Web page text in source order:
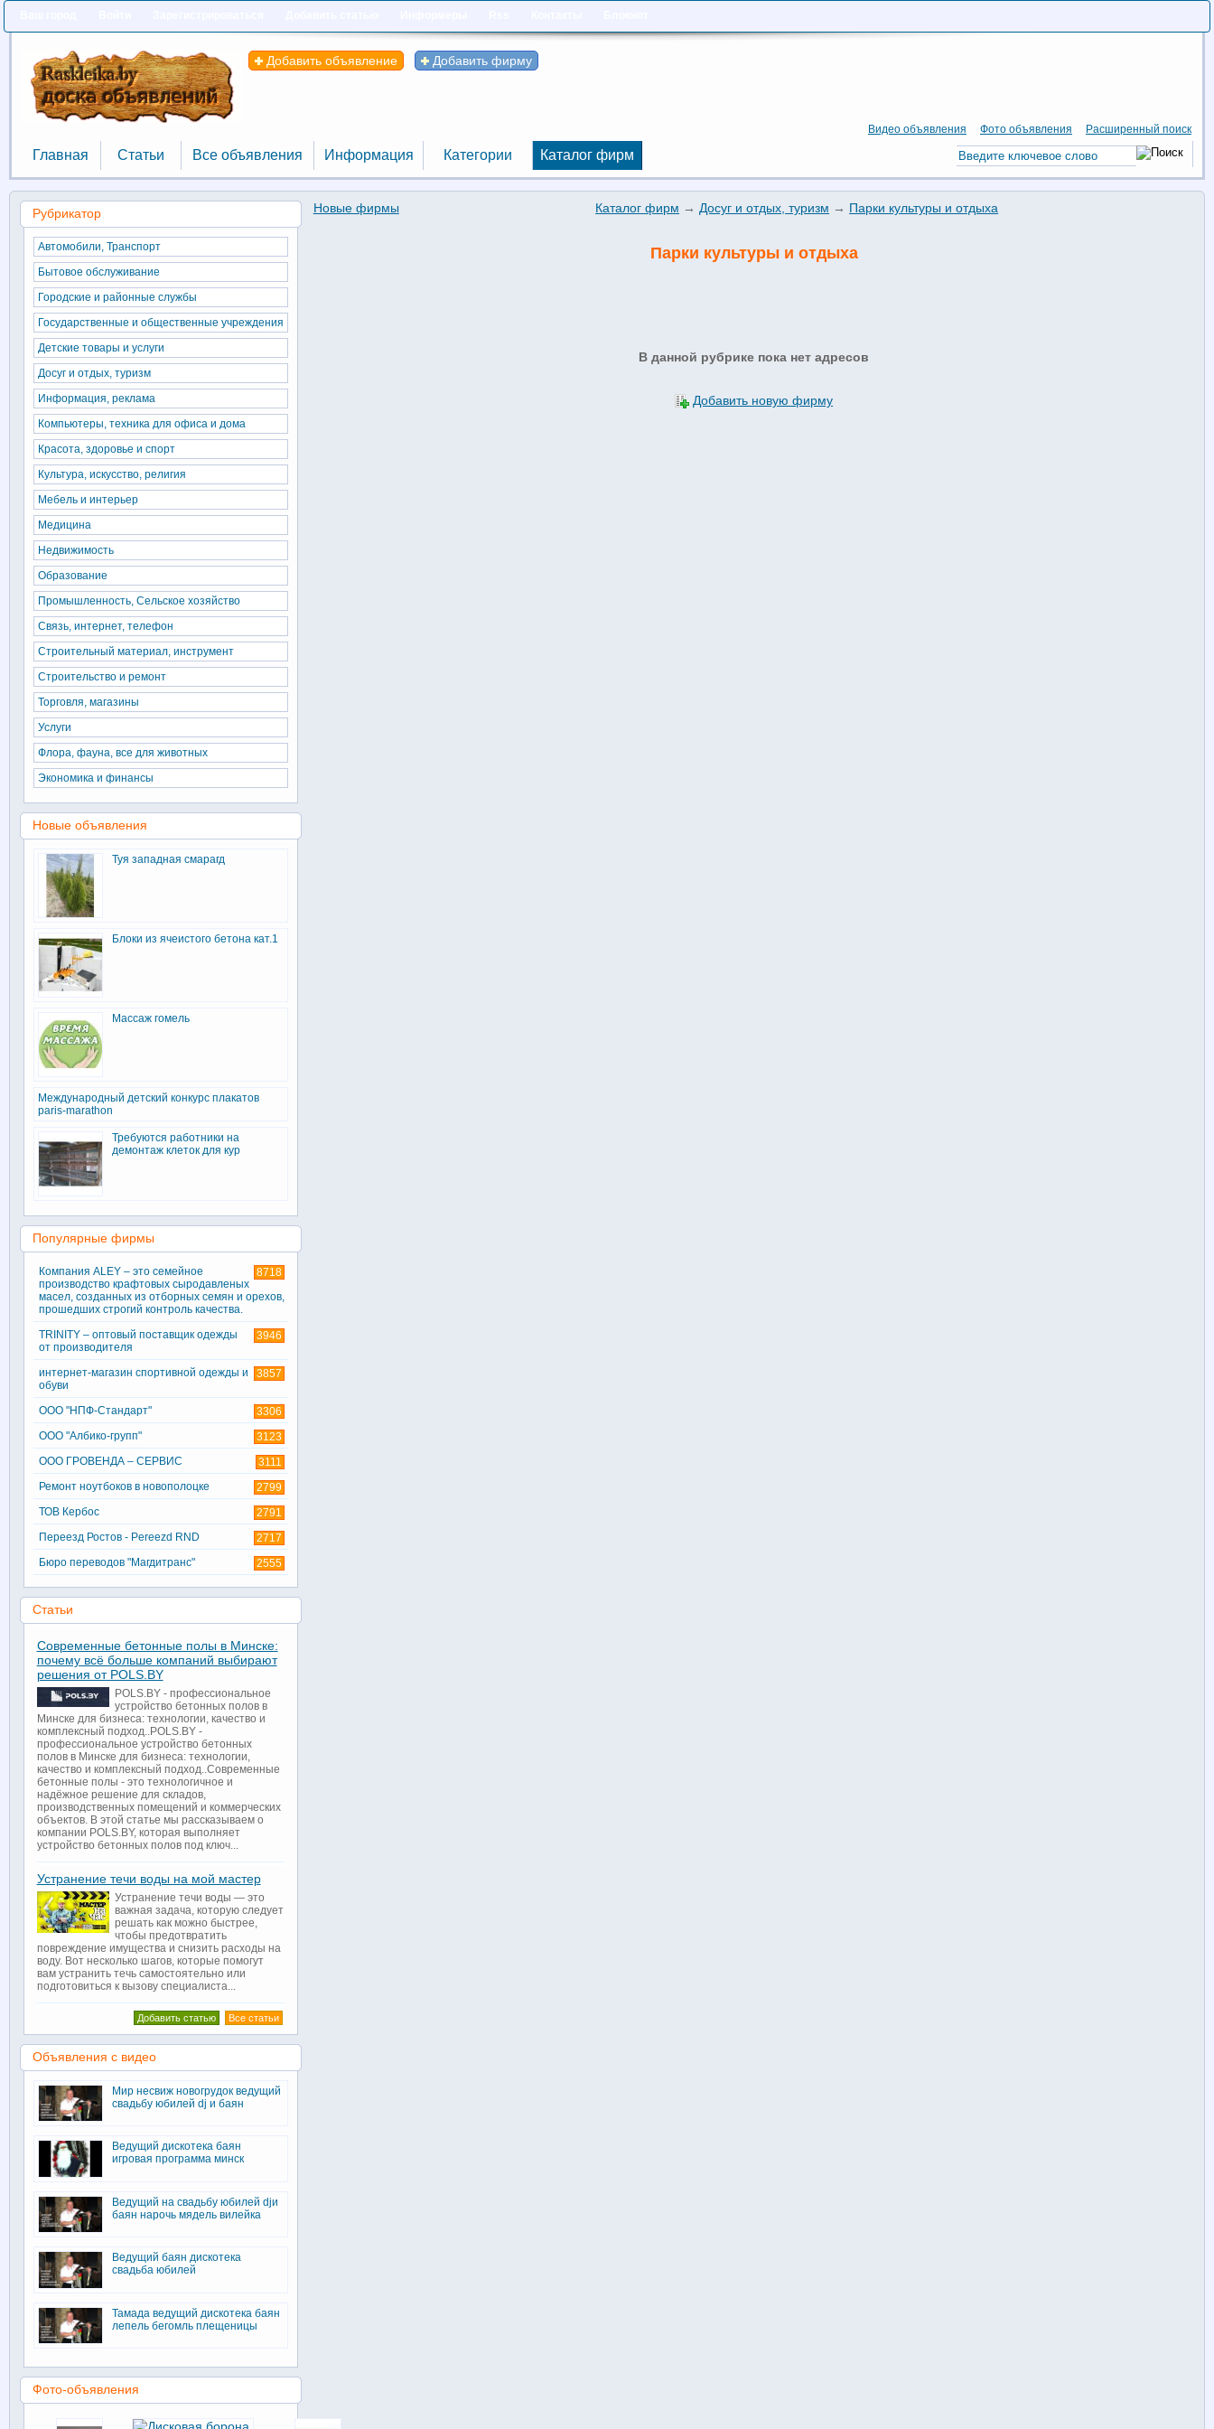
Добавить объявление Добавить фирму
Видео объявления Фото объявления Расширенный поиск
Главная
Главная
Статьи
Статьи
Все объявления
Все объявления
Информация Категории Каталог фирм
Новые фирмы Каталог фирм → Досуг и отдых, туризм → Парки культуры и отдыха
Парки культуры и отдыха
В данной рубрике пока нет адресов
Добавить новую фирму
Рубрикатор
Автомобили, Транспорт
Бытовое обслуживание
Городские и районные службы
Государственные и общественные учреждения
Детские товары и услуги
Досуг и отдых, туризм
Информация, реклама
Компьютеры, техника для офиса и дома
Красота, здоровье и спорт
Культура, искусство, религия
Мебель и интерьер
Медицина
Недвижимость
Образование
Промышленность, Сельское хозяйство
Связь, интернет, телефон
Строительный материал, инструмент
Строительство и ремонт
Торговля, магазины
Услуги
Флора, фауна, все для животных
Экономика и финансы
Новые объявления
Туя западная смарагд
Блоки из ячеистого бетона кат.1
Массаж гомель
Международный детский конкурс плакатов
paris-marathon
Требуются работники на
демонтаж клеток для кур
Популярные фирмы
8718
Компания ALEY – это семейное
производство крафтовых сыродавленых
масел, созданных из отборных семян и орехов,
прошедших строгий контроль качества.
3946
TRINITY – оптовый поставщик одежды
от производителя
3857
интернет-магазин спортивной одежды и
обуви
3306
ООО "НПФ-Стандарт"
3123
ООО "Албико-групп"
3111
ООО ГРОВЕНДА – СЕРВИС
2799
Ремонт ноутбоков в новополоцке
2791
ТОВ Кербос
2717
Переезд Ростов - Pereezd RND
2555
Бюро переводов "Магдитранс"
Статьи
Современные бетонные полы в Минске:
почему всё больше компаний выбирают
решения от POLS.BY
POLS.BY - профессиональное
устройство бетонных полов в
Минске для бизнеса: технологии, качество и
комплексный подход..POLS.BY -
профессиональное устройство бетонных
полов в Минске для бизнеса: технологии,
качество и комплексный подход..Современные
бетонные полы - это технологичное и
надёжное решение для складов,
производственных помещений и коммерческих
объектов. В этой статье мы рассказываем о
компании POLS.BY, которая выполняет
устройство бетонных полов под ключ...
Устранение течи воды на мой мастер
Устранение течи воды — это
важная задача, которую следует
решать как можно быстрее,
чтобы предотвратить
повреждение имущества и снизить расходы на
воду. Вот несколько шагов, которые помогут
вам устранить течь самостоятельно или
подготовиться к вызову специалиста...
Все статьи
Добавить статью
Объявления с видео
Мир несвиж новогрудок ведущий
свадьбу юбилей dj и баян
Ведущий дискотека баян
игровая программа минск
Ведущий на свадьбу юбилей djи
баян нарочь мядель вилейка
Ведущий баян дискотека
свадьба юбилей
Тамада ведущий дискотека баян
лепель бегомль плещеницы
Фото-объявления